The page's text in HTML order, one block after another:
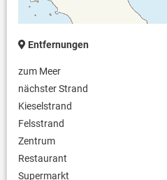
Entfernungen
zum Meer
nächster Strand
Kieselstrand
Felsstrand
Zentrum
Restaurant
Supermarkt